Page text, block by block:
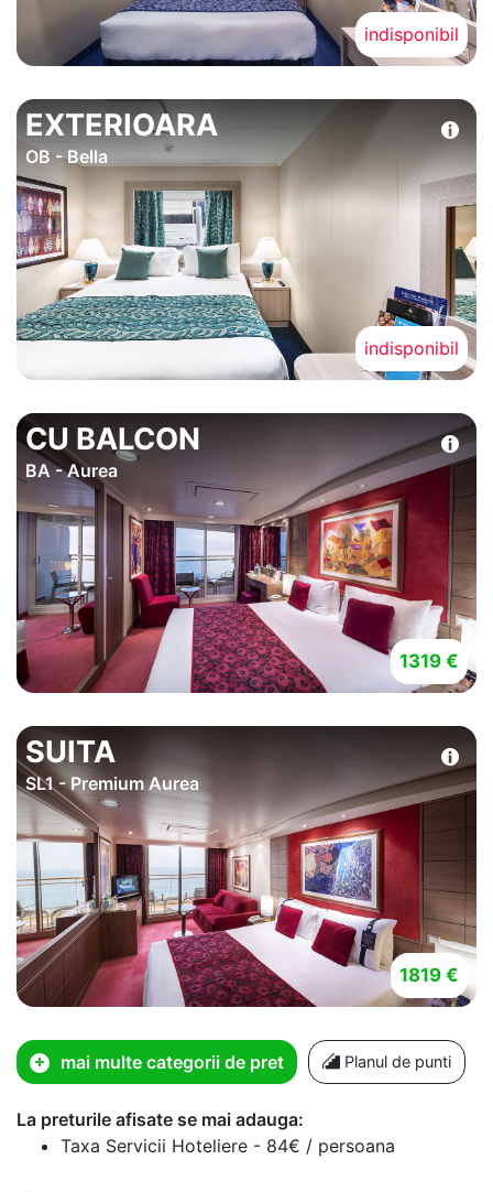
indisponibil
EXTERIOARA
OB - Bella
indisponibil
CU BALCON
BA - Aurea
1319 €
SUITA
SL1 - Premium Aurea
1819 €
mai multe categorii de pret Planul de punti
La preturile afisate se mai adauga:
Taxa Servicii Hoteliere - 84€ / persoana